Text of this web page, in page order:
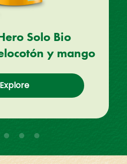
Solo Bio
y mango
Explore